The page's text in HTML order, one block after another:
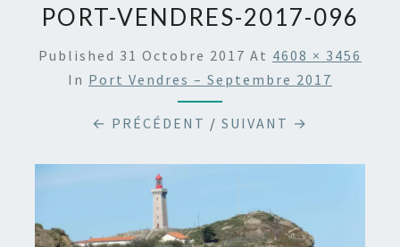
PORT-VENDRES-2017-096
Published 31 Octobre 2017 At 4608 × 3456
In Port Vendres – Septembre 2017
← PRÉCÉDENT / SUIVANT →